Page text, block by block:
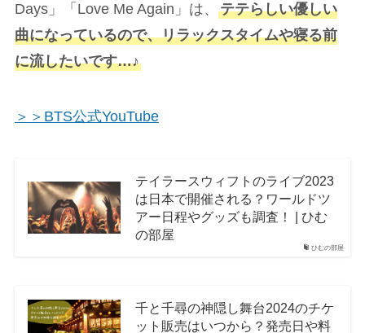
Days」「Love Me Again」は、 テテらしい優しい
曲になっているので、リラックスタイムや寝る前
に流したいです…♪
＞＞BTS公式YouTube
ひむの部屋
テイラースウィフトのライブ2023
は日本で開催される？ワールドツ
アー日程やグッズも調査！ | ひむ
の部屋
千と千尋の神隠し舞台2024のチケ
ット販売はいつから？発売日や料